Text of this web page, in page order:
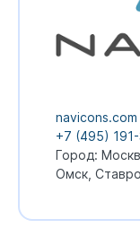
navicons.com
+7 (495)
Город:
Омск,